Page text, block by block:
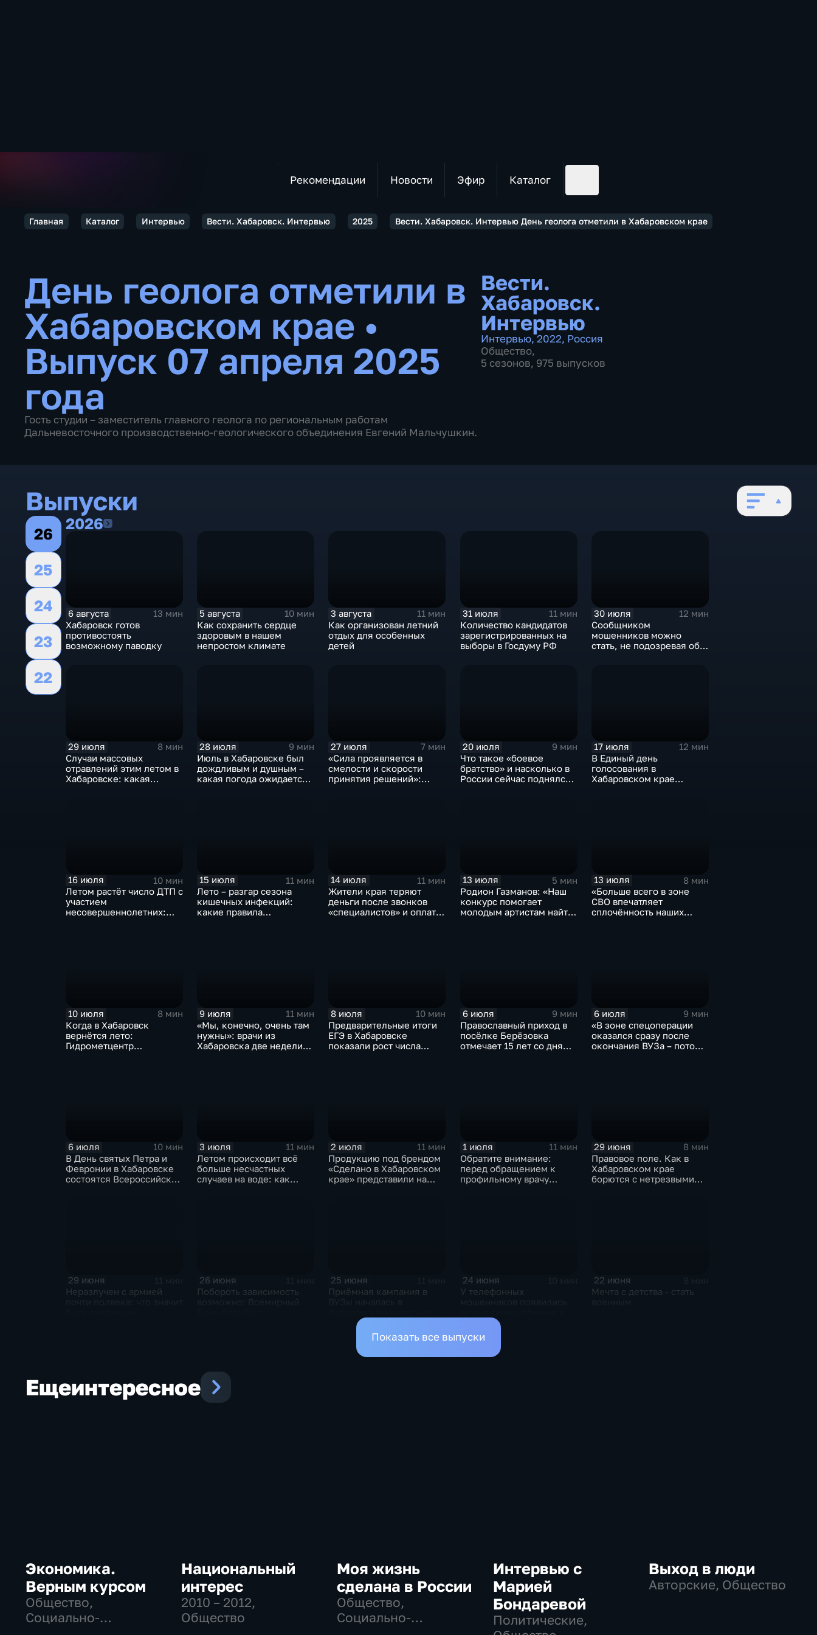
Рекомендации Новости Эфир Каталог
Главная Каталог Интервью Вести. Хабаровск. Интервью 2025 Вести. Хабаровск. Интервью День геолога отметили в Хабаровском крае
День геолога отметили в
Хабаровском крае •
Выпуск 07 апреля 2025
года
Гость студии – заместитель главного геолога по региональным работам
Дальневосточного производственно-геологического объединения Евгений Мальчушкин.
Вести.
Хабаровск.
Интервью
Интервью, 2022, Россия
Общество,
5 сезонов, 975 выпусков
Выпуски
26
25
24
23
22
20262026
6 августа
13 мин
Хабаровск готов
противостоять
возможному паводку
5 августа
10 мин
Как сохранить сердце
здоровым в нашем
непростом климате
3 августа
11 мин
Как организован летний
отдых для особенных
детей
31 июля
11 мин
Количество кандидатов
зарегистрированных на
выборы в Госдуму РФ
30 июля
12 мин
Сообщником
мошенников можно
стать, не подозревая об
29 июля
8 мин
Случаи массовых
отравлений этим летом в
Хабаровске: какая
28 июля
9 мин
Июль в Хабаровске был
дождливым и душным –
какая погода ожидается
27 июля
7 мин
«Сила проявляется в
смелости и скорости
принятия решений»:
20 июля
9 мин
Что такое «боевое
братство» и насколько в
России сейчас поднялся
17 июля
12 мин
В Единый день
голосования в
Хабаровском крае
16 июля
10 мин
Летом растёт число ДТП с
участием
несовершеннолетних:
15 июля
11 мин
Лето – разгар сезона
кишечных инфекций:
какие правила
14 июля
11 мин
Жители края теряют
деньги после звонков
«специалистов» и оплаты
13 июля
5 мин
Родион Газманов: «Наш
конкурс помогает
молодым артистам найти
13 июля
8 мин
«Больше всего в зоне
СВО впечатляет
сплочённость наших
10 июля
8 мин
Когда в Хабаровск
вернётся лето:
Гидрометцентр
9 июля
11 мин
«Мы, конечно, очень там
нужны»: врачи из
Хабаровска две недели
8 июля
10 мин
Предварительные итоги
ЕГЭ в Хабаровске
показали рост числа
6 июля
9 мин
Православный приход в
посёлке Берёзовка
отмечает 15 лет со дня
6 июля
9 мин
«В зоне спецоперации
оказался сразу после
окончания ВУЗа – потому
6 июля
10 мин
В День святых Петра и
Февронии в Хабаровске
состоятся Всероссийский
3 июля
11 мин
Летом происходит всё
больше несчастных
случаев на воде: как
2 июля
11 мин
Продукцию под брендом
«Сделано в Хабаровском
крае» представили на
1 июля
11 мин
Обратите внимание:
перед обращением к
профильному врачу
29 июня
8 мин
Правовое поле. Как в
Хабаровском крае
борются с нетрезвыми
29 июня
Неразлучен с армией
26 июня
Побороть зависимость
25 июня
Приёмная кампания в
нового ожидает
абитуриентов в 2026 году
24 июня
У телефонных
уберечь от потери
финансов себя и близких
22 июня
Мечта с детства - стать
Показать все выпуски
Ещеинтересное
Экономика.
Верным курсом
Общество,
Социально-
Национальный
интерес
2010 – 2012,
Общество
Моя жизнь
сделана в России
Общество,
Социально-
Интервью с
Марией
Бондаревой
Политические,
Выход в люди
Авторские, Общество